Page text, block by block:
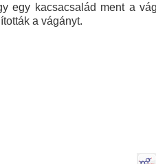
egy kacsacsalád ment a
a vágányt.